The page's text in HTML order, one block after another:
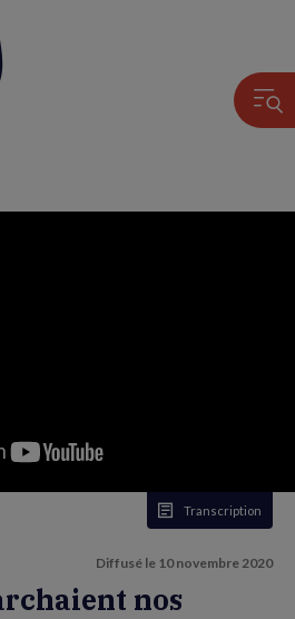
Transcription
Diffusé le 10 novembre 2020
nos